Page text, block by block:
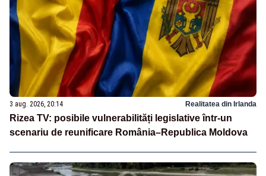
3 aug. 2026, 20:14 Realitatea din Irlanda
Rizea TV: posibile vulnerabilități legislative într-un
scenariu de reunificare România–Republica Moldova